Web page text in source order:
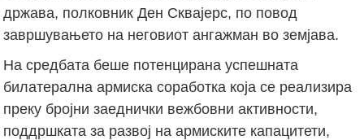
држава, полковник Ден Сквајерс, по повод
завршувањето на неговиот ангажман во земјава.
На средбата беше потенцирана успешната
билатерална армиска соработка која се реализира
преку бројни заеднички вежбовни активности,
поддршката за развој на армиските капацитети,